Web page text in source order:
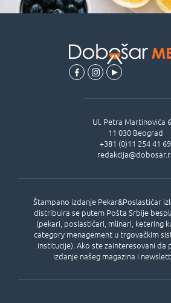
Štampano izdanje Pekar&Poslastičar
distribuira se putem Pošta Srbije
(pekari, poslastičari, mlinari, ketering
category menagement u trgovačkim
institucije). Ako ste zainteresovani da
izdanje našeg magazina i
Ul. Petra Martinovića
11 030 Beograd
+381 (0)11 254 41 69